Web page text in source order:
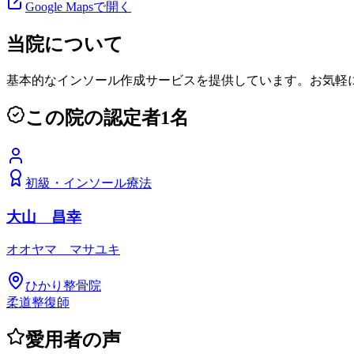
Google Mapsで開く
当院について
基本的なインソール作成サービスを提供しています。お気軽
この院の認定者1名
初級 ・ インソール療法
大山 昌幸
オオヤマ マサユキ
ひかり整骨院
柔道整復師
愛用者の声